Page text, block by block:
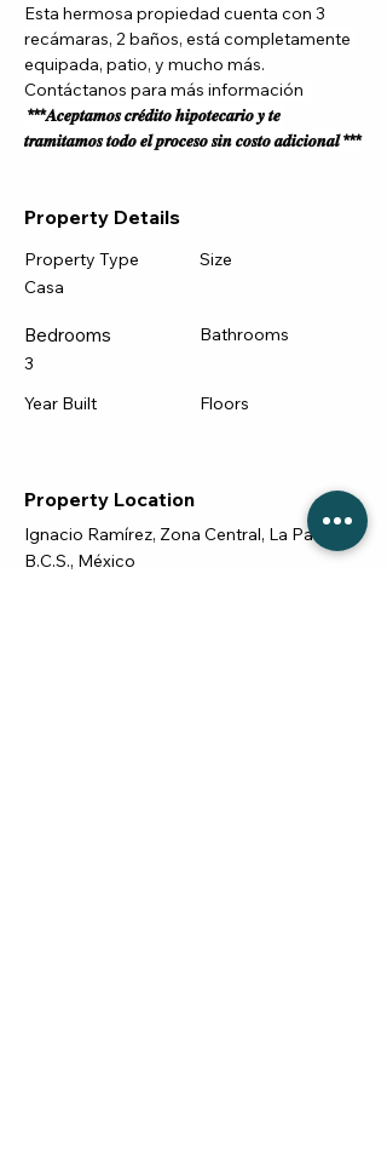
Esta hermosa propiedad cuenta con 3
recámaras, 2 baños, está completamente
equipada, patio, y mucho más.
Contáctanos para más información
𝒕𝒓𝒂𝒎𝒊𝒕𝒂𝒎𝒐𝒔 𝒕𝒐𝒅𝒐 𝒆𝒍 𝒑𝒓𝒐𝒄𝒆𝒔𝒐 𝒔𝒊𝒏 𝒄𝒐𝒔𝒕𝒐 𝒂𝒅𝒊𝒄𝒊𝒐𝒏𝒂𝒍 ***
Property Details
Property Type
Casa
Bedrooms
3
Year Built
Size
Bathrooms
Floors
Property Location
Ignacio Ramírez, Zona Central, La Paz,
B.C.S., México